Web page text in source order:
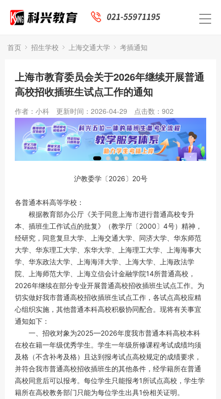
首页 招生学校 上海交通大学 考插通知
上海市教育委员会关于2026年继续开展普通
高校招收插班生试点工作的通知
作者：小科 更新时间：2026-04-29 点击数： 902
沪教委学〔2026〕20号
各普通本科高等学校：
根据教育部办公厅《关于同意上海市进行普通高校专升
本、插班生工作试点的批复》（教学厅〔2000〕4号）精神，
经研究，同意复旦大学、上海交通大学、同济大学、华东师范
大学、华东理工大学、东华大学、上海理工大学、上海海事大
学、华东政法大学、上海海洋大学、上海大学、上海政法学
院、上海师范大学、上海立信会计金融学院14所普通高校，
2026年继续在部分专业开展普通高校招收插班生试点工作。为
切实做好我市普通高校招收插班生试点工作，各试点高校应精
心组织实施，其他普通本科高校积极协同配合。现将有关事宜
通知如下：
一、招收对象为2025—2026年度我市普通本科高校本科
在校在籍一年级优秀学生。学生一年级所修课程考试成绩均须
及格（不含补考及格）且达到报考试点高校规定的成绩要求，
并符合我市普通高校招收插班生的其他条件，经学籍所在普通
高校同意后可以报考。每位学生只能报考1所试点高校，学生学
籍所在高校教务部门只能为每位学生出具1份相关证明。